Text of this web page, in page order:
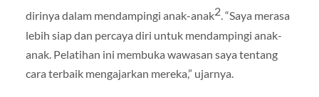
dirinya dalam mendampingi anak-anak2. “Saya merasa
lebih siap dan percaya diri untuk mendampingi anak-
anak. Pelatihan ini membuka wawasan saya tentang
cara terbaik mengajarkan mereka,” ujarnya.